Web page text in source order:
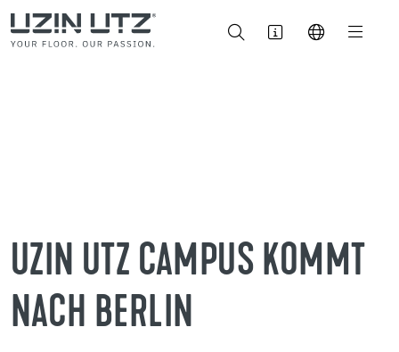
UZIN UTZ CAMPUS KOMMT
NACH BERLIN